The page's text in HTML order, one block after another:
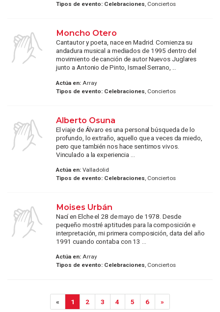
Tipos de evento: Celebraciones, Conciertos
Moncho Otero
Cantautor y poeta, nace en Madrid. Comienza su
andadura musical a mediados de 1995 dentro del
movimiento de canción de autor Nuevos Juglares
junto a Antonio de Pinto, Ismael Serrano, ...
Actúa en:Array
Tipos de evento: Celebraciones , Conciertos
Alberto Osuna
El viaje de Álvaro es una personal búsqueda de lo
profundo, lo extraño, aquello que a veces da miedo,
pero que también nos hace sentirnos vivos.
Vinculado a la experiencia ...
Actúa en:Valladolid
Tipos de evento: Celebraciones, Conciertos
Moises Urbán
Nací en Elche el 28 de mayo de 1978. Desde
pequeño mostré aptitudes para la composición e
interpretación, mi primera composición, data del año
1991 cuando contaba con 13 ...
Actúa en:Array
Tipos de evento: Celebraciones, Conciertos
« 1 2 3 4 5 6 »